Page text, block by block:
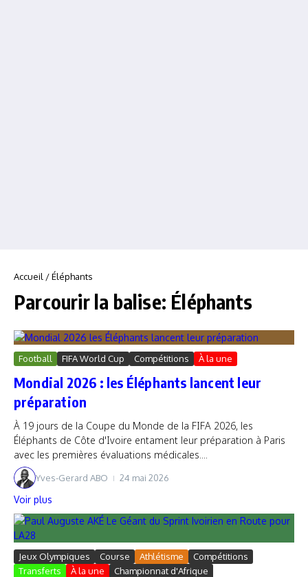
Accueil /Éléphants
Parcourir la balise: Éléphants
Football FIFA World Cup Compétitions À la une
Mondial 2026 : les Éléphants lancent leur
préparation
À 19 jours de la Coupe du Monde de la FIFA 2026, les
Éléphants de Côte d'Ivoire entament leur préparation à Paris
avec les premières évaluations médicales....
Yves-Gerard ABO 24 mai 2026
Voir plus
Jeux Olympiques Course Athlétisme
Compétitions
Transferts
À la une Championnat d'Afrique